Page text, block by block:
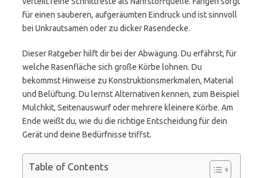
für einen sauberen, aufgeräumten Eindruck und ist sinnvoll
bei Unkrautsamen oder zu dicker Rasendecke.
Dieser Ratgeber hilft dir bei der Abwägung. Du erfährst, für
welche Rasenfläche sich große Körbe lohnen. Du
bekommst Hinweise zu Konstruktionsmerkmalen, Material
und Belüftung. Du lernst Alternativen kennen, zum Beispiel
Mulchkit, Seitenauswurf oder mehrere kleinere Körbe. Am
Ende weißt du, wie du die richtige Entscheidung für dein
Gerät und deine Bedürfnisse triffst.
Table of Contents